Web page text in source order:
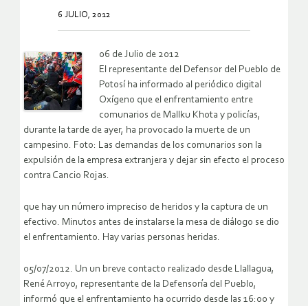
6 JULIO, 2012
06 de Julio de 2012
El representante del Defensor del Pueblo de
Potosí ha informado al periódico digital
Oxígeno que el enfrentamiento entre
comunarios de Mallku Khota y policías,
durante la tarde de ayer, ha provocado la muerte de un
campesino. Foto: Las demandas de los comunarios son la
expulsión de la empresa extranjera y dejar sin efecto el proceso
contra Cancio Rojas.
que hay un número impreciso de heridos y la captura de un
efectivo. Minutos antes de instalarse la mesa de diálogo se dio
el enfrentamiento. Hay varias personas heridas.
05/07/2012. Un un breve contacto realizado desde Llallagua,
René Arroyo, representante de la Defensoría del Pueblo,
informó que el enfrentamiento ha ocurrido desde las 16:00 y